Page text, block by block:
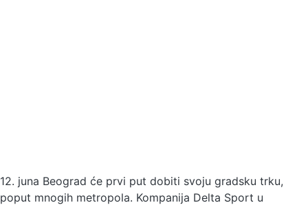
12. juna Beograd će prvi put dobiti svoju gradsku trku,
poput mnogih metropola. Kompanija Delta Sport u